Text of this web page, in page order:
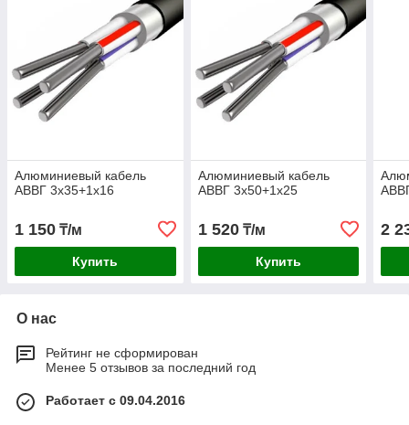
Алюминиевый кабель
АВВГ 3х35+1х16
1 150 ₸/м
Купить
Алюминиевый кабель
АВВГ 3х50+1х25
1 520₸/м
Купить
2
О нас
Рейтинг не сформирован
Менее 5 отзывов за последний год
Работает с 09.04.2016